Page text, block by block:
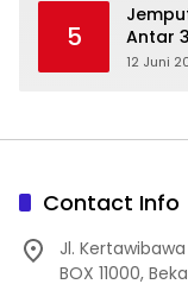
5
Antar
Kuliah
12 Juni
Contact Info
Jl. Kertawibawa
BOX 11000,